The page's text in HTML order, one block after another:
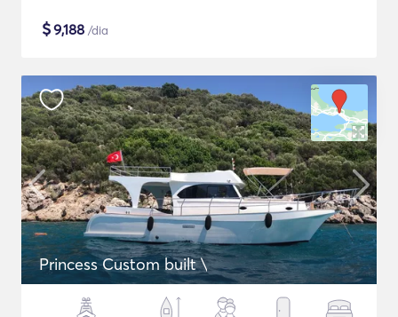
$9,188 /dia
Princess Custom built \